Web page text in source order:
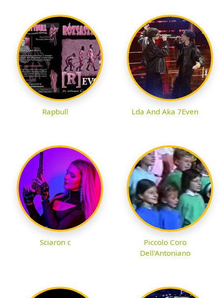
Rapbull Lda And Aka 7Even
Sciaron c
Piccolo Coro
Dell'Antoniano